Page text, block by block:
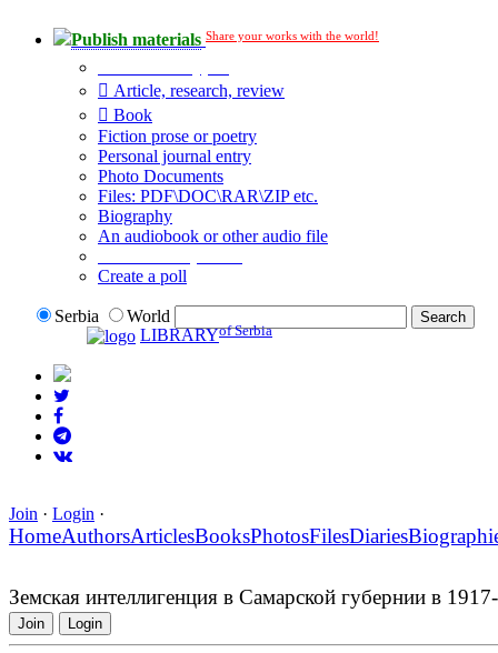
Publish materials Share your works with the world!
Article, research, review
Book
Fiction prose or poetry
Personal journal entry
Photo Documents
Files: PDF\DOC\RAR\ZIP etc.
Biography
An audiobook or other audio file
Create a poll
Serbia
World
LIBRARYof Serbia
Join · Login ·
HomeAuthorsArticlesBooksPhotosFilesDiaries
Земская интеллигенция в Самарской губернии в
Join Login